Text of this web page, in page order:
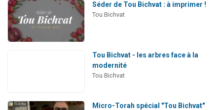
Séder de Tou Bichvat : à imprimer !
Tou Bichvat
Tou Bichvat - les arbres face à la
modernité
Tou Bichvat
Micro-Torah spécial "Tou Bichvat"